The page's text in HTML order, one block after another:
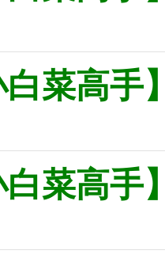
白菜高
白菜高手